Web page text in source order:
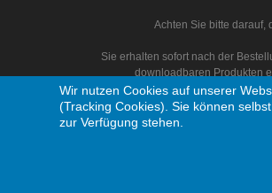
Achten Sie bitte darauf,
Sie erhalten sofort nach der
downloadbaren Produkten
Wir nutzen Cookies auf unserer
(Tracking Cookies). Sie können
zur Verfügung stehen.